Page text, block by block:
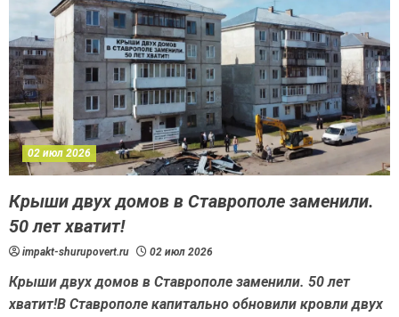
02 июл 2026
Крыши двух домов в Ставрополе заменили.
50 лет хватит!
impakt-shurupovert.ru 02 июл 2026
Крыши двух домов в Ставрополе заменили. 50 лет
хватит!В Ставрополе капитально обновили кровли двух